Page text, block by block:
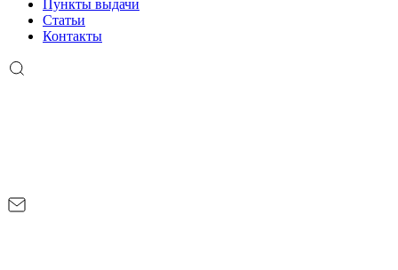
Пункты выдачи
Статьи
Контакты